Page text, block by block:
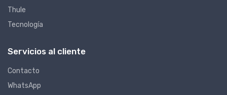
Thule
Tecnología
Servicios al cliente
Contacto
WhatsApp